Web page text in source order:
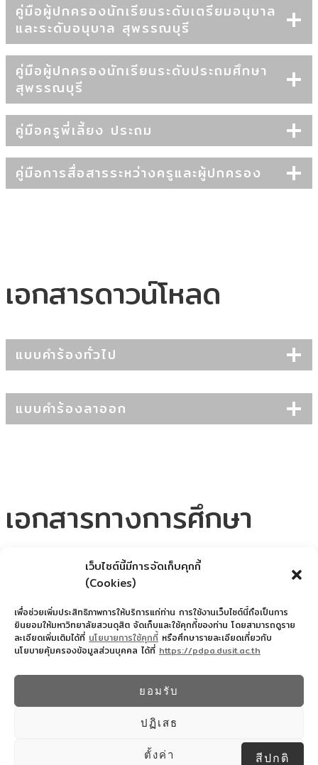
เว็บไซต์นี้มีการจัดเก็บคุกกี้
(Cookies)
เพื่อช่วยเพิ่มประสิทธิภาพการให้บริการแก่ท่าน การใช้งานเว็บไซต์นี้ถือเป็นการ
ยินยอมให้มหาวิทยาลัยสวนดุสิต จัดเก็บและใช้คุกกี้ของท่าน โดยสามารถดูราย
ละเอียดเพิ่มเติมได้ที่ นโยบายการใช้คุกกี้ หรือศึกษารายละเอียดเกี่ยวกับ
นโยบายคุ้มครองข้อมูลส่วนบุคคล ได้ที่ https://pdpa.dusit.ac.th
ยอมรับ
ปฏิเสธ
ตั้งค่า
คู่มือผู้ปกครองนักเรียนระดับเตรียมอนุบาล
และระดับอนุบาล สุพรรณบุรี
คู่มือผู้ปกครองนักเรียนระดับประถมศึกษา
สุพรรณบุรี
คู่มือครูพี่เลี้ยง ประถม
คู่มือการสื่อสารระหว่างครูและผู้ปกครอง
เอกสารดาวน์โหลด
แบบคำร้องทั่วไป
แบบคำร้องลาออก
เอกสารทางการศึกษา
ใบขอเอกสารทางการศึกษา
022445587
© 2026 โรงเรียนสาธิตละอออุทิศ - WordPress
Theme byKadence WP
Design By COMSCI67 SDU
สีปกติ